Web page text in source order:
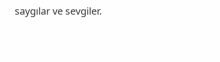
saygılar ve sevgiler.